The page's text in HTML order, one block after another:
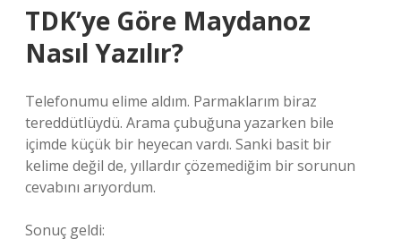
TDK’ye Göre Maydanoz
Nasıl Yazılır?
Telefonumu elime aldım. Parmaklarım biraz
tereddütlüydü. Arama çubuğuna yazarken bile
içimde küçük bir heyecan vardı. Sanki basit bir
kelime değil de, yıllardır çözemediğim bir sorunun
cevabını arıyordum.
Sonuç geldi: